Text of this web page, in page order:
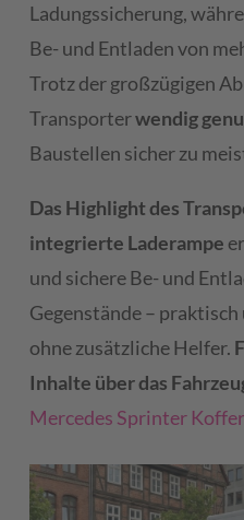
Ladungssicherung,
Be- und Entladen von
Trotz der großzügigen
Transporterwendig
Baustellen sicher zu
Das Highlight des
integrierte Laderampe
und sichere Be- und
Gegenstände –
ohne zusätzliche Helfer.
Inhalte über das
Mercedes Sprinter Koffer